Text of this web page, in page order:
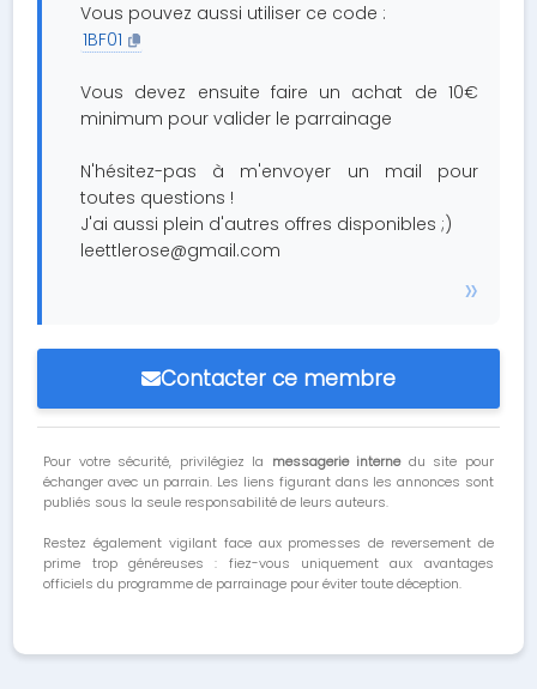
Vous pouvez aussi utiliser ce code :
1BF01
Vous devez ensuite faire un achat de 10€
minimum pour valider le parrainage
N'hésitez-pas à m'envoyer un mail pour
toutes questions !
J'ai aussi plein d'autres offres disponibles ;)
leettlerose@gmail.com
Contacter ce membre
Pour votre sécurité, privilégiez la messagerie internedu site pour
échanger avec un parrain. Les liens figurant dans les annonces sont
publiés sous la seule responsabilité de leurs auteurs.
Restez également vigilant face aux promesses de reversement de
prime trop généreuses : fiez-vous uniquement aux avantages
officiels du programme de parrainage pour éviter toute déception.